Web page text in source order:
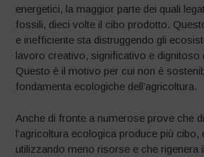
energetici, la maggior parte dei quali
fossili, dieci volte il cibo prodotto.
e inefficiente sta distruggendo gli
lavoro creativo, significativo e dignitoso
Questo è il motivo per cui non è
fondamenta ecologiche dell’agricoltura.
Anche di fronte a numerose prove che
l’agricoltura ecologica produce più cibo,
utilizzando meno risorse e che rigenera